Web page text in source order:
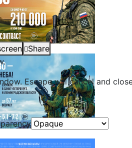
Share
Escape will cancel and